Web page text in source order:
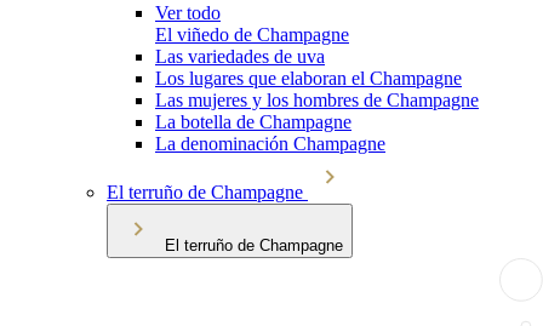
Ver todo
El viñedo de Champagne
Las variedades de uva
Los lugares que elaboran el Champagne
Las mujeres y los hombres de Champagne
La botella de Champagne
La denominación Champagne
El terruño de Champagne
El terruño de Champagne